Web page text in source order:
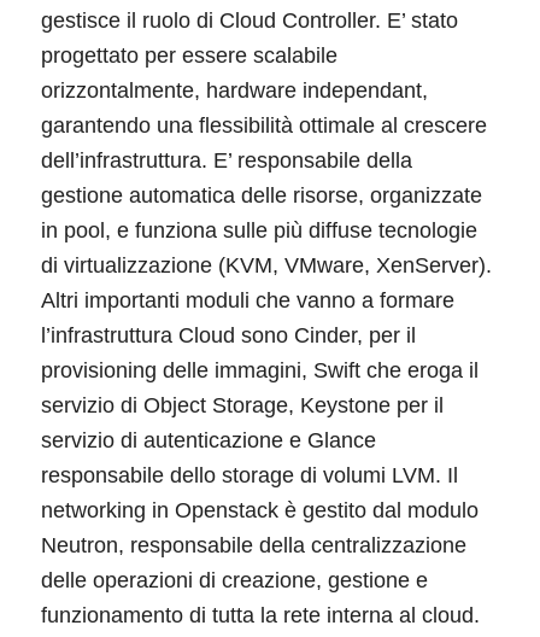
gestisce il ruolo di Cloud Controller. E’ stato
progettato per essere scalabile
orizzontalmente, hardware independant,
garantendo una flessibilità ottimale al crescere
dell’infrastruttura. E’ responsabile della
gestione automatica delle risorse, organizzate
in pool, e funziona sulle più diffuse tecnologie
di virtualizzazione (KVM, VMware, XenServer).
Altri importanti moduli che vanno a formare
l’infrastruttura Cloud sono Cinder, per il
provisioning delle immagini, Swift che eroga il
servizio di Object Storage, Keystone per il
servizio di autenticazione e Glance
responsabile dello storage di volumi LVM. Il
networking in Openstack è gestito dal modulo
Neutron, responsabile della centralizzazione
delle operazioni di creazione, gestione e
funzionamento di tutta la rete interna al cloud.